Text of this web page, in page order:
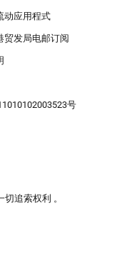
动应用程式
贸发局电邮订阅
号
追索权利 。